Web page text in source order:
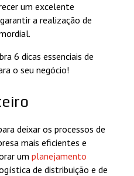
um excelente
a realização de
6 dicas essenciais de
o seu negócio!
deixar os processos de
mais eficientes e
um planejamento
de distribuição e de